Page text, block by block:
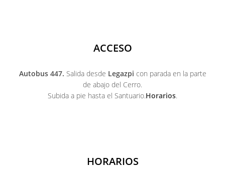
ACCESO
Autobus 447. Salida desde Legazpi con parada en la parte
de abajo del Cerro.
Subida a pie hasta el Santuario.Horarios.
HORARIOS